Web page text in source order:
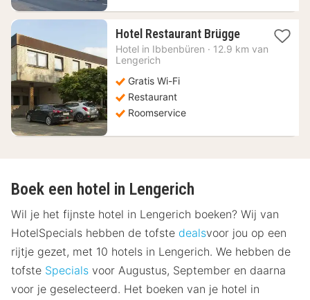
Hotel Restaurant Brügge1
nacht
Hotel in Ibbenbüren · 12.9 km van
Lengerich
Gratis Wi-Fi
Restaurant
Roomservice
Boek een hotel in Lengerich
Wil je het fijnste hotel in Lengerich boeken? Wij van
HotelSpecials hebben de tofste dealsvoor jou op een
rijtje gezet, met 10 hotels in Lengerich. We hebben de
tofste Specials voor Augustus, September en daarna
voor je geselecteerd. Het boeken van je hotel in